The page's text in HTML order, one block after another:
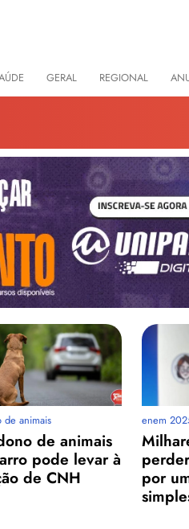
GERAL REGIONAL
de animais
de animais
pode levar à
de CNH
enem
por